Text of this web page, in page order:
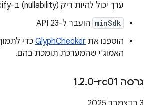
ערך יכול להיות ריק (nullability) ב-Jspecify
minSdk הועבר ל-API 23
הוספנו את GlyphChecker כדי
האמוג'י שהמערכת תומכת בהם.
גרסה ‎1 .2.0-rc01